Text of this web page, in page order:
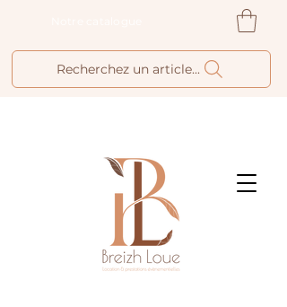
Recherchez un article...